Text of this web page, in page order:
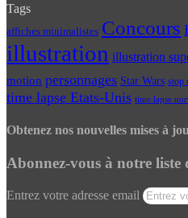
Tags
affiches minimalistes Concours
illustration illustration
motion personnages Star Wars stop
time lapse Etats-Unis time lapse
Obtenez nos nouvelles mises à
Abonnez-vous à notre liste
Entrez votre adresse email